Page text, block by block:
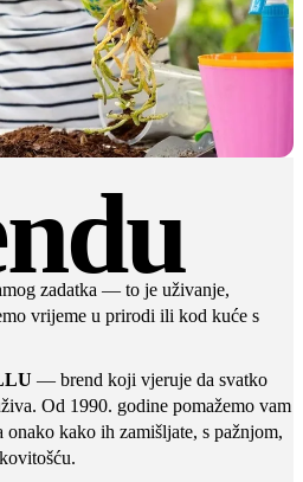
zadatka — to je uživanje,
vrijeme u prirodi ili kod kuće s
— brend koji vjeruje da svatko
Od 1990. godine pomažemo vam
kako ih zamišljate, s pažnjom,